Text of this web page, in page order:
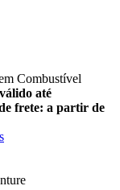
Combustível
até
frete: a partir de